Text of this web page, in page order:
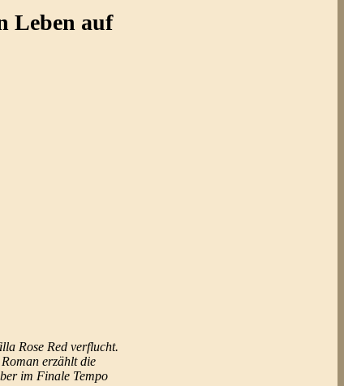
Leben auf
Rose Red verflucht.
erzählt die
im Finale Tempo